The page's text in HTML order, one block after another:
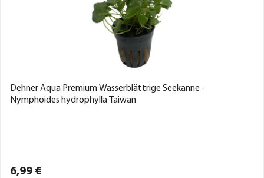
Dehner Aqua Premium Wasserblättrige Seekanne -
Nymphoides hydrophylla Taiwan
6,99 €